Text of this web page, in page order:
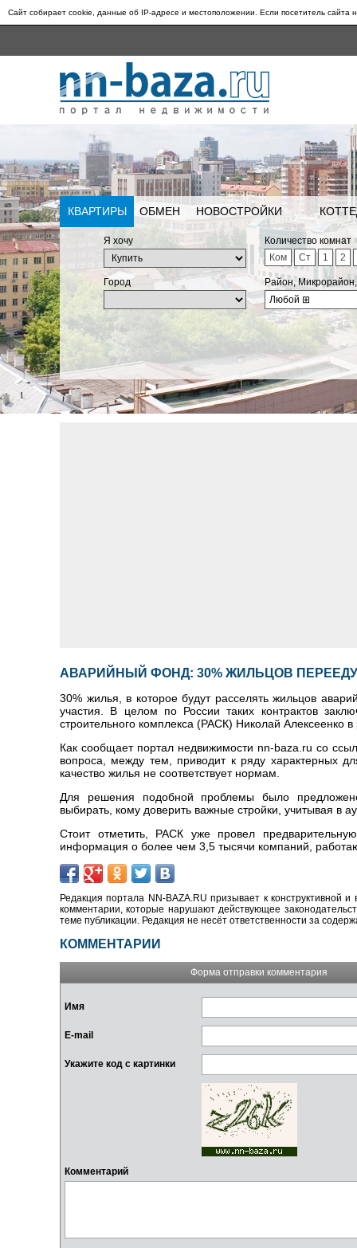
Сайт собирает cookie, данные об IP-адресе и местоположении. Если посетитель сайта
КВАРТИРЫ ОБМЕН НОВОСТРОЙКИ
Я хочу
Количество комнат
Ком
Ст 1 2
Город
Район,
Любой ⊞
АВАРИЙНЫЙ ФОНД: 30% ЖИЛЬЦОВ
30% жилья, в которое будут расселять жильцов
участия. В целом по России таких контрактов
строительного комплекса (РАСК) Николай Алексеенко в
Как сообщает портал недвижимости nn-baza.ru со
вопроса, между тем, приводит к ряду характерных
качество жилья не соответствует нормам.
Для решения подобной проблемы было
выбирать, кому доверить важные стройки, учитывая в
Стоит отметить, РАСК уже провел
информация о более чем 3,5 тысячи компаний,
Редакция портала NN-BAZA.RU призывает к конструктивной
комментарии, которые нарушают действующее
теме публикации. Редакция не несёт ответственности за
КОММЕНТАРИИ
Форма отправки комментария
Имя
E-mail
Укажите код с картинки
Комментарий